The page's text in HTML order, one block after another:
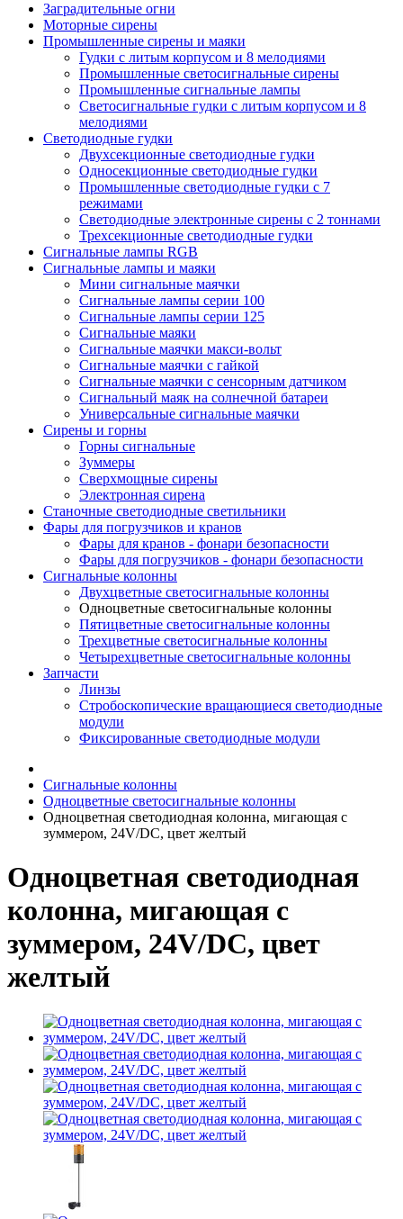
Заградительные огни
Моторные сирены
Промышленные сирены и маяки
Гудки с литым корпусом и 8 мелодиями
Промышленные светосигнальные сирены
Промышленные сигнальные лампы
Светосигнальные гудки с литым корпусом и 8
мелодиями
Светодиодные гудки
Двухсекционные светодиодные гудки
Односекционные светодиодные гудки
Промышленные светодиодные гудки с 7
режимами
Светодиодные электронные сирены с 2 тоннами
Трехсекционные светодиодные гудки
Сигнальные лампы RGB
Сигнальные лампы и маяки
Мини сигнальные маячки
Сигнальные лампы серии 100
Сигнальные лампы серии 125
Сигнальные маяки
Сигнальные маячки макси-вольт
Сигнальные маячки с гайкой
Сигнальные маячки с сенсорным датчиком
Сигнальный маяк на солнечной батареи
Универсальные сигнальные маячки
Сирены и горны
Горны сигнальные
Зуммеры
Сверхмощные сирены
Электронная сирена
Станочные светодиодные светильники
Фары для погрузчиков и кранов
Фары для кранов - фонари безопасности
Фары для погрузчиков - фонари безопасности
Сигнальные колонны
Двухцветные светосигнальные колонны
Одноцветные светосигнальные колонны
Пятицветные светосигнальные колонны
Трехцветные светосигнальные колонны
Четырехцветные светосигнальные колонны
Запчасти
Линзы
Стробоскопические вращающиеся светодиодные
модули
Фиксированные светодиодные модули
Сигнальные колонны
Одноцветные светосигнальные колонны
Одноцветная светодиодная колонна, мигающая с
зуммером, 24V/DC, цвет желтый
Одноцветная светодиодная
колонна, мигающая с
зуммером, 24V/DC, цвет
желтый